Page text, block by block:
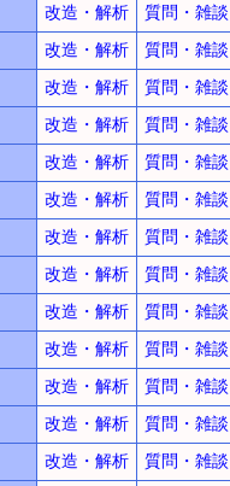
改造・解析 質問・雑談
改造・解析 質問・雑談
改造・解析 質問・雑談
改造・解析 質問・雑談
改造・解析 質問・雑談
改造・解析 質問・雑談
改造・解析 質問・雑談
改造・解析 質問・雑談
改造・解析 質問・雑談
改造・解析 質問・雑談
改造・解析 質問・雑談
改造・解析 質問・雑談
改造・解析 質問・雑談